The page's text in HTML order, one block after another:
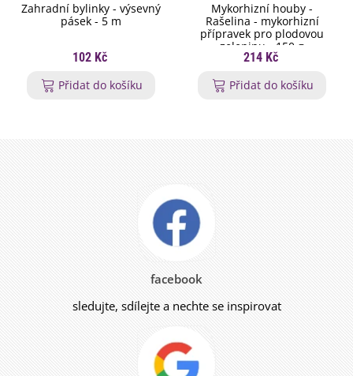
Zahradní bylinky - výsevný
pásek - 5 m
102 Kč
Přidat do košíku
Mykorhizní houby -
Rašelina - mykorhizní
přípravek pro plodovou
zeleninu - 150 g
214 Kč
Přidat do košíku
facebook
sledujte, sdílejte a nechte se inspirovat